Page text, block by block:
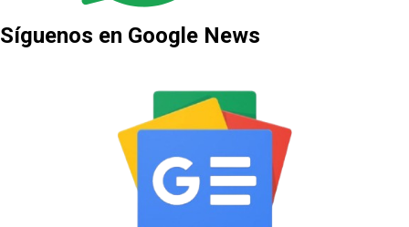
Síguenos en Google News